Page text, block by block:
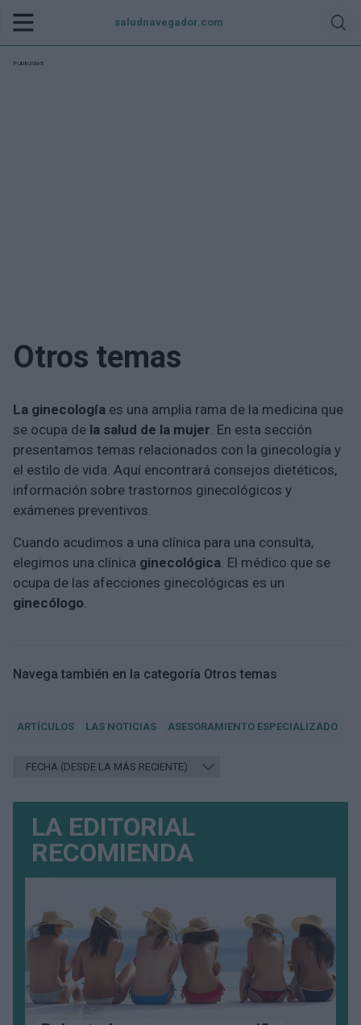
saludnavegador.com
Publicidad:
Otros temas
La ginecología es una amplia rama de la medicina que
se ocupa de la salud de la mujer. En esta sección
presentamos temas relacionados con la ginecología y
el estilo de vida. Aquí encontrará consejos dietéticos,
información sobre trastornos ginecológicos y
exámenes preventivos.
Cuando acudimos a una clínica para una consulta,
elegimos una clínica ginecológica. El médico que se
ocupa de las afecciones ginecológicas es un
ginecólogo.
Navega también en la categoría Otros temas
ARTÍCULOS LAS NOTICIAS ASESORAMIENTO ESPECIALIZADO
LA EDITORIAL
RECOMIENDA